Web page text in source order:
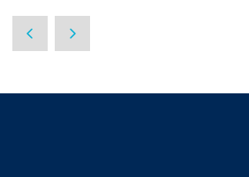
in
einer
neuen